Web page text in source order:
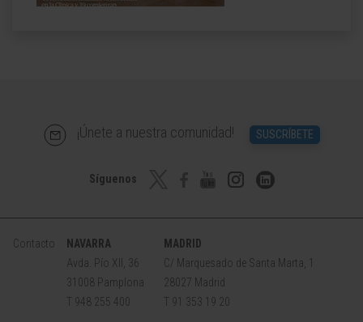
¡Únete a nuestra comunidad! SUSCRÍBETE
Síguenos
Contacto
NAVARRA
Avda. Pío XII, 36
31008 Pamplona
T 948 255 400
MADRID
C/ Marquesado de Santa Marta, 1
28027 Madrid
T 91 353 19 20